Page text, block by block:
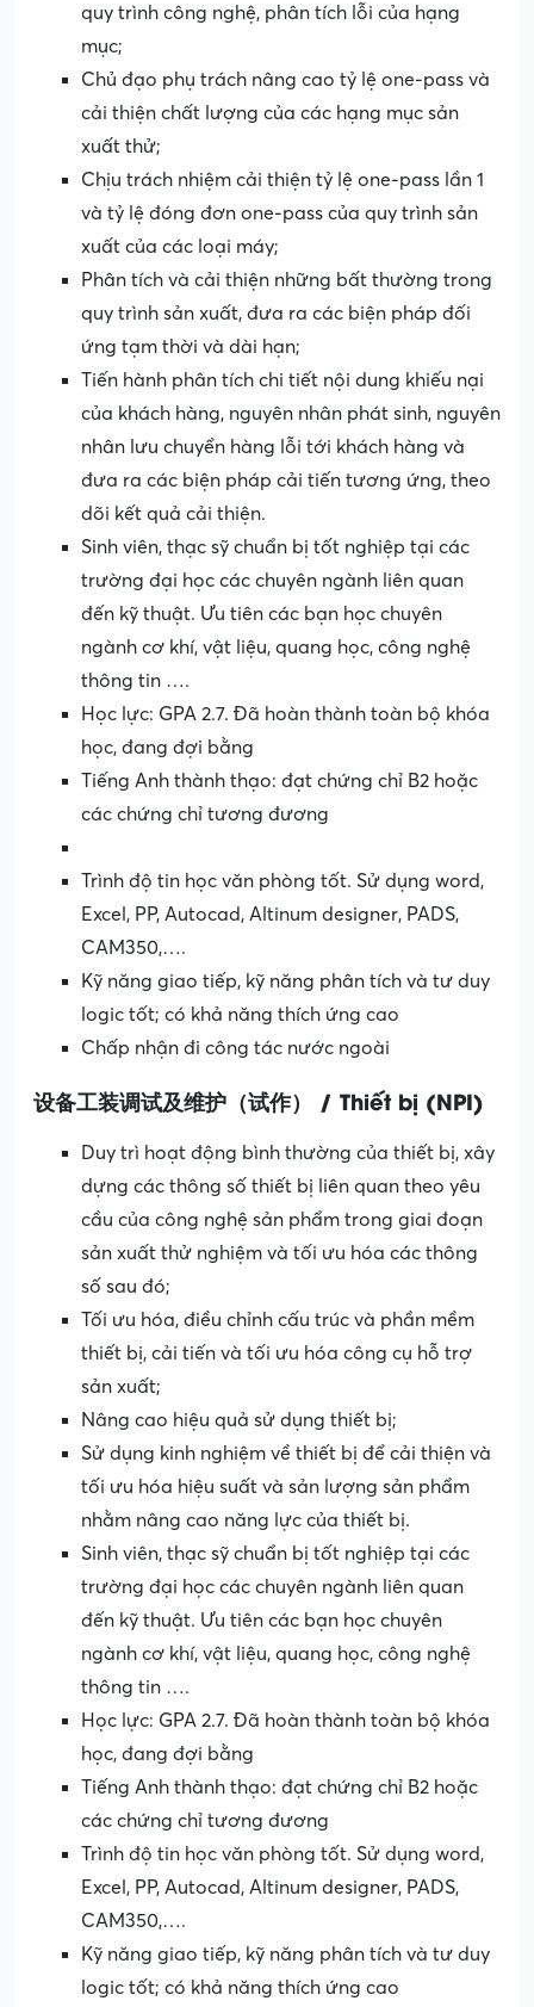
quy trình công nghệ, phân tích lỗi của hạng
mục;
Chủ đạo phụ trách nâng cao tỷ lệ one-pass và
cải thiện chất lượng của các hạng mục sản
xuất thử;
Chịu trách nhiệm cải thiện tỷ lệ one-pass lần 1
và tỷ lệ đóng đơn one-pass của quy trình sản
xuất của các loại máy;
Phân tích và cải thiện những bất thường trong
quy trình sản xuất, đưa ra các biện pháp đối
ứng tạm thời và dài hạn;
Tiến hành phân tích chi tiết nội dung khiếu nại
của khách hàng, nguyên nhân phát sinh, nguyên
nhân lưu chuyển hàng lỗi tới khách hàng và
đưa ra các biện pháp cải tiến tương ứng, theo
dõi kết quả cải thiện.
Sinh viên, thạc sỹ chuẩn bị tốt nghiệp tại các
trường đại học các chuyên ngành liên quan
đến kỹ thuật. Ưu tiên các bạn học chuyên
ngành cơ khí, vật liệu, quang học, công nghệ
thông tin ….
Học lực: GPA 2.7. Đã hoàn thành toàn bộ khóa
học, đang đợi bằng
Tiếng Anh thành thạo: đạt chứng chỉ B2 hoặc
các chứng chỉ tương đương
Trình độ tin học văn phòng tốt. Sử dụng word,
Excel, PP, Autocad, Altinum designer, PADS,
CAM350,….
Kỹ năng giao tiếp, kỹ năng phân tích và tư duy
logic tốt; có khả năng thích ứng cao
Chấp nhận đi công tác nước ngoài
设备工装调试及维护（试作） / Thiết bị (NPI)
Duy trì hoạt động bình thường của thiết bị, xây
dựng các thông số thiết bị liên quan theo yêu
cầu của công nghệ sản phẩm trong giai đoạn
sản xuất thử nghiệm và tối ưu hóa các thông
số sau đó;
Tối ưu hóa, điều chỉnh cấu trúc và phần mềm
thiết bị, cải tiến và tối ưu hóa công cụ hỗ trợ
sản xuất;
Nâng cao hiệu quả sử dụng thiết bị;
Sử dụng kinh nghiệm về thiết bị để cải thiện và
tối ưu hóa hiệu suất và sản lượng sản phẩm
nhằm nâng cao năng lực của thiết bị.
Sinh viên, thạc sỹ chuẩn bị tốt nghiệp tại các
trường đại học các chuyên ngành liên quan
đến kỹ thuật. Ưu tiên các bạn học chuyên
ngành cơ khí, vật liệu, quang học, công nghệ
thông tin ….
Học lực: GPA 2.7. Đã hoàn thành toàn bộ khóa
học, đang đợi bằng
Tiếng Anh thành thạo: đạt chứng chỉ B2 hoặc
các chứng chỉ tương đương
Trình độ tin học văn phòng tốt. Sử dụng word,
Excel, PP, Autocad, Altinum designer, PADS,
CAM350,….
Kỹ năng giao tiếp, kỹ năng phân tích và tư duy
logic tốt; có khả năng thích ứng cao